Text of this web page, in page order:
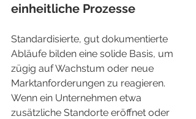
einheitliche Prozesse
Standardisierte, gut dokumentierte
Abläufe bilden eine solide Basis, um
zügig auf Wachstum oder neue
Marktanforderungen zu reagieren.
Wenn ein Unternehmen etwa
zusätzliche Standorte eröffnet oder